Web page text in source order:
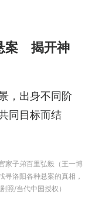
案 揭开神
，出身不同阶
同目标而结
家子弟百里弘毅（王一博
寻洛阳各种悬案的真相，
照/当代中国授权）